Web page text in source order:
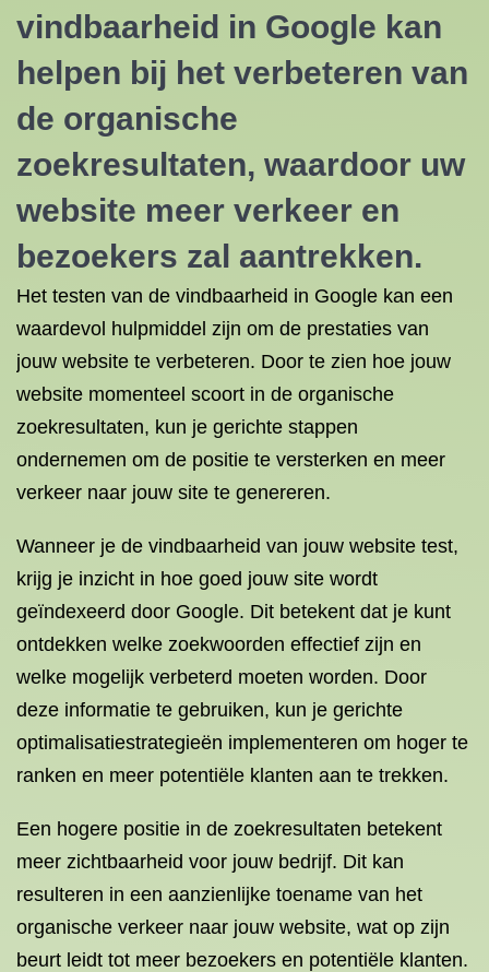
vindbaarheid in Google kan
helpen bij het verbeteren van
de organische
zoekresultaten, waardoor uw
website meer verkeer en
bezoekers zal aantrekken.
Het testen van de vindbaarheid in Google kan een
waardevol hulpmiddel zijn om de prestaties van
jouw website te verbeteren. Door te zien hoe jouw
website momenteel scoort in de organische
zoekresultaten, kun je gerichte stappen
ondernemen om de positie te versterken en meer
verkeer naar jouw site te genereren.
Wanneer je de vindbaarheid van jouw website test,
krijg je inzicht in hoe goed jouw site wordt
geïndexeerd door Google. Dit betekent dat je kunt
ontdekken welke zoekwoorden effectief zijn en
welke mogelijk verbeterd moeten worden. Door
deze informatie te gebruiken, kun je gerichte
optimalisatiestrategieën implementeren om hoger te
ranken en meer potentiële klanten aan te trekken.
Een hogere positie in de zoekresultaten betekent
meer zichtbaarheid voor jouw bedrijf. Dit kan
resulteren in een aanzienlijke toename van het
organische verkeer naar jouw website, wat op zijn
beurt leidt tot meer bezoekers en potentiële klanten.